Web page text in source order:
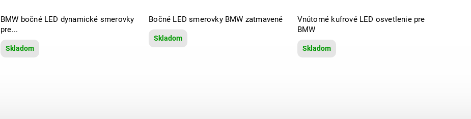
BMW bočné LED dynamické smerovky
pre...
Skladom
Bočné LED smerovky BMW zatmavené
Skladom
Vnútorné kufrové LED osvetlenie pre
BMW
Skladom